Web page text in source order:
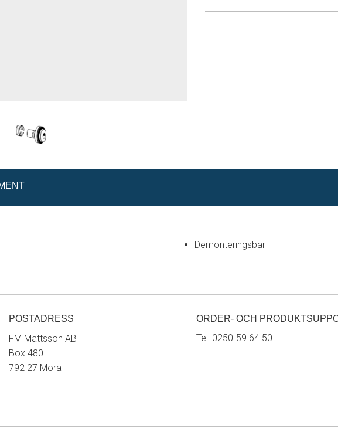
Demonteringsbar
POSTADRESS
FM Mattsson AB
Box 480
792 27 Mora
ORDER- OCH
Tel: 0250-59 64 50